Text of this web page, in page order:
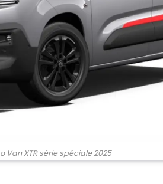
Van XTR série spéciale 2025